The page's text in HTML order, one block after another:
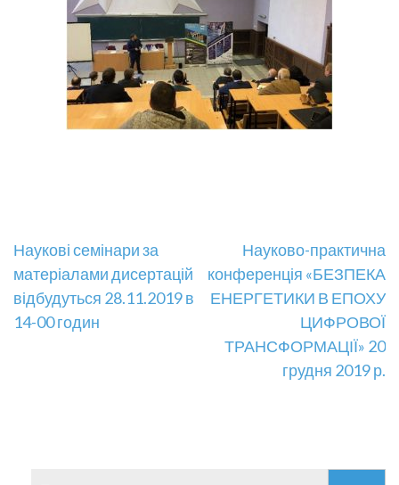
Навігація
записів
Наукові семінари за
матеріалами дисертацій
відбудуться 28.11.2019 в
14-00 годин
Науково-практична
конференція «БЕЗПЕКА
ЕНЕРГЕТИКИ В ЕПОХУ
ЦИФРОВОЇ
ТРАНСФОРМАЦІЇ» 20
грудня 2019 р.